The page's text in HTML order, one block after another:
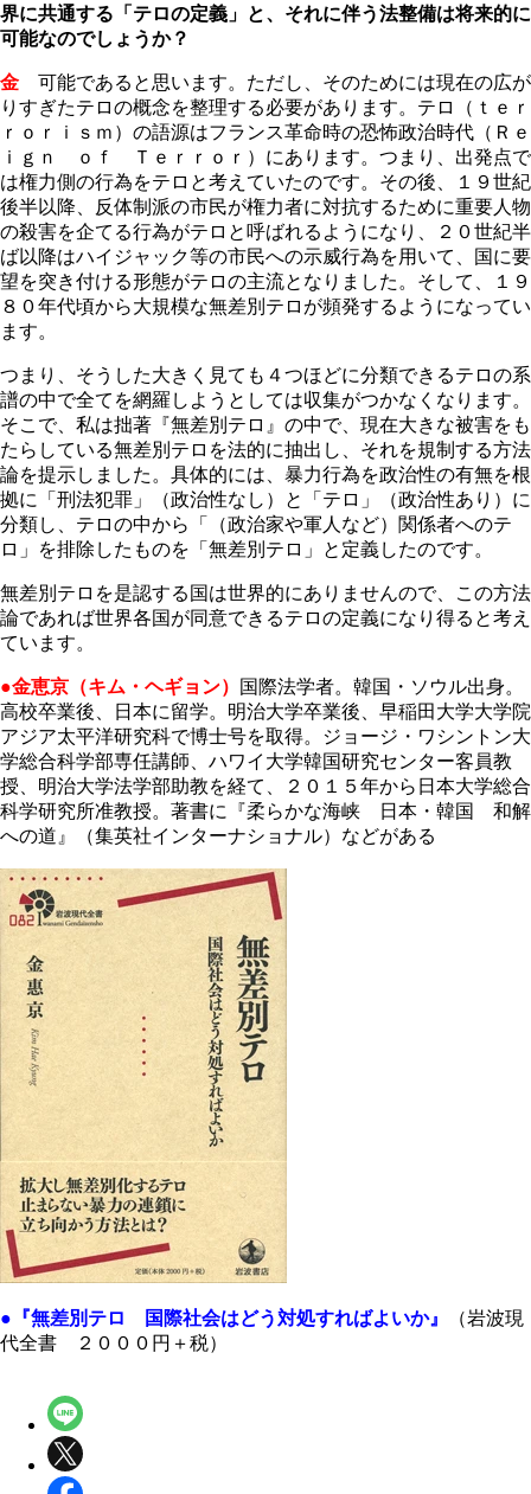
界に共通する「テロの定義」と、それに伴う法整備は将来的に
可能なのでしょうか？
金 可能であると思います。ただし、そのためには現在の広が
りすぎたテロの概念を整理する必要があります。テロ（ｔｅｒ
ｒｏｒｉｓｍ）の語源はフランス革命時の恐怖政治時代（Ｒｅ
ｉｇｎ ｏｆ Ｔｅｒｒｏｒ）にあります。つまり、出発点で
は権力側の行為をテロと考えていたのです。その後、１９世紀
後半以降、反体制派の市民が権力者に対抗するために重要人物
の殺害を企てる行為がテロと呼ばれるようになり、２０世紀半
ば以降はハイジャック等の市民への示威行為を用いて、国に要
望を突き付ける形態がテロの主流となりました。そして、１９
８０年代頃から大規模な無差別テロが頻発するようになってい
ます。
つまり、そうした大きく見ても４つほどに分類できるテロの系
譜の中で全てを網羅しようとしては収集がつかなくなります。
そこで、私は拙著『無差別テロ』の中で、現在大きな被害をも
たらしている無差別テロを法的に抽出し、それを規制する方法
論を提示しました。具体的には、暴力行為を政治性の有無を根
拠に「刑法犯罪」（政治性なし）と「テロ」（政治性あり）に
分類し、テロの中から「（政治家や軍人など）関係者へのテ
ロ」を排除したものを「無差別テロ」と定義したのです。
無差別テロを是認する国は世界的にありませんので、この方法
論であれば世界各国が同意できるテロの定義になり得ると考え
ています。
●金恵京（キム・ヘギョン）
国際法学者。韓国・ソウル出身。
高校卒業後、日本に留学。明治大学卒業後、早稲田大学大学院
アジア太平洋研究科で博士号を取得。ジョージ・ワシントン大
学総合科学部専任講師、ハワイ大学韓国研究センター客員教
授、明治大学法学部助教を経て、２０１５年から日本大学総合
科学研究所准教授。著書に『柔らかな海峡 日本・韓国 和解
への道』（集英社インターナショナル）などがある
●『無差別テロ 国際社会はどう対処すればよいか』
（岩波現
代全書 ２０００円＋税）